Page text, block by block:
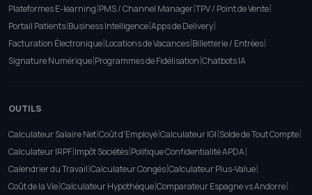
Plateformes E-learning|PMS / Channel Manager|TPV / Point de Vente|
Portail Patients|Business Intelligence|Apps de Delivery|
Facturation Électronique|Locations de Vacances|Billetterie / Entrées|
Signature Numérique|Programmes de Fidélisation|Chatbots IA
OUTILS
Calculateur Salaire Net|Coût d'Employé|Calculateur IGI|Solde de Tout Compte|
Calculateur IRPF|Impôt Sociétés|Politique Confidentialité APDA|
Calendrier du Travail|Calculateur Congés|Calculateur Plus-Value|
Coût de la Vie|Calculateur Hypothèque|Comparateur Espagne vs Andorre|